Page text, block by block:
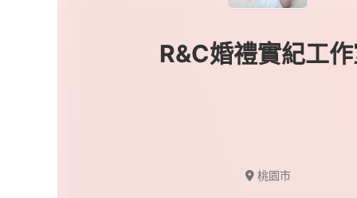
R&C婚禮實紀工
桃園市